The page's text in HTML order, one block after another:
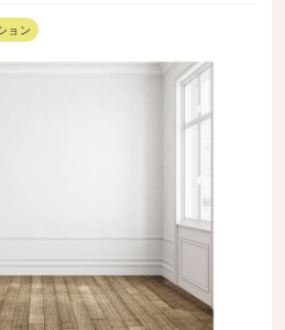
ョン